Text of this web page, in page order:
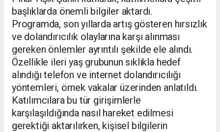
başlıklarda önemli bilgiler aktardı.
Programda, son yıllarda artış gösteren hırsızlık
ve dolandırıcılık olaylarına karşı alınması
gereken önlemler ayrıntılı şekilde ele alındı.
Özellikle ileri yaş grubunun sıklıkla hedef
alındığı telefon ve internet dolandırıcılığı
yöntemleri, örnek vakalar üzerinden anlatıldı.
Katılımcılara bu tür girişimlerle
karşılaşıldığında nasıl hareket edilmesi
gerektiği aktarılırken, kişisel bilgilerin